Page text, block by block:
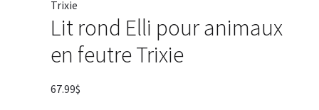
Lit rond Elli pour animaux
en feutre Trixie
67.99$